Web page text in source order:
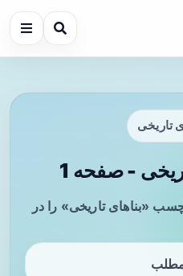
تاریخی
- صفحه 1
«بناهای تاریخی» را در